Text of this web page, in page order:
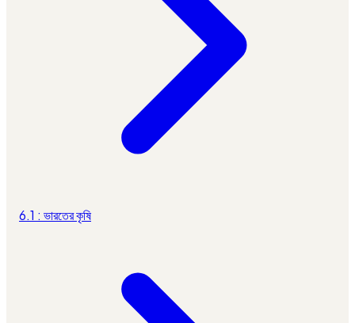
6.1 : ভারতের কৃষি